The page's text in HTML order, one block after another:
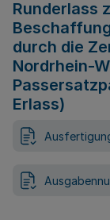
Runderlass
durch die
Nordrhein-
Erlass)